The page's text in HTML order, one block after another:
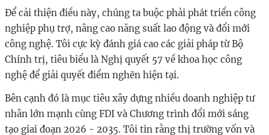
Để cải thiện điều này, chúng ta buộc phải phát triển công
nghiệp phụ trợ, nâng cao năng suất lao động và đổi mới
công nghệ. Tôi cực kỳ đánh giá cao các giải pháp từ Bộ
Chính trị, tiêu biểu là Nghị quyết 57 về khoa học công
nghệ để giải quyết điểm nghẽn hiện tại.
Bên cạnh đó là mục tiêu xây dựng nhiều doanh nghiệp tư
nhân lớn mạnh cùng FDI và Chương trình đổi mới sáng
tạo giai đoạn 2026 - 2035. Tôi tin rằng thị trường vốn và